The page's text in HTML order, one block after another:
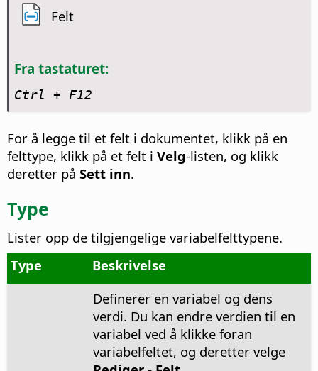
Felt
Fra tastaturet:
Ctrl + F12
For å legge til et felt i dokumentet, klikk på en
felttype, klikk på et felt i Velg-listen, og klikk
deretter på Sett inn.
Type
Lister opp de tilgjengelige variabelfelttypene.
Type
Beskrivelse
Definerer en variabel og dens
verdi. Du kan endre verdien til en
variabel ved å klikke foran
variabelfeltet, og deretter velge